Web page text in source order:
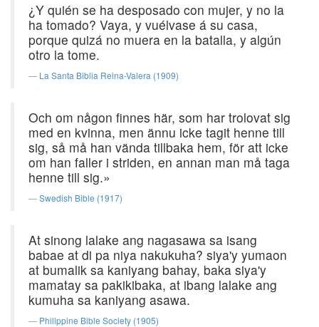
¿Y quién se ha desposado con mujer, y no la
ha tomado? Vaya, y vuélvase á su casa,
porque quizá no muera en la batalla, y algún
otro la tome.
La Santa Biblia Reina-Valera (1909)
Och om någon finnes här, som har trolovat sig
med en kvinna, men ännu icke tagit henne till
sig, så må han vända tillbaka hem, för att icke
om han faller i striden, en annan man må taga
henne till sig.»
Swedish Bible (1917)
At sinong lalake ang nagasawa sa isang
babae at di pa niya nakukuha? siya'y yumaon
at bumalik sa kaniyang bahay, baka siya'y
mamatay sa pakikibaka, at ibang lalake ang
kumuha sa kaniyang asawa.
Philippine Bible Society (1905)